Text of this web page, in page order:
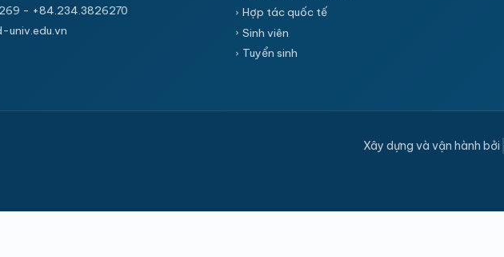
- +84.234.3826270
univ.edu.vn
Hợp tác quốc tế
Sinh viên
Tuyển sinh
Xây dựng và vận hành bởi